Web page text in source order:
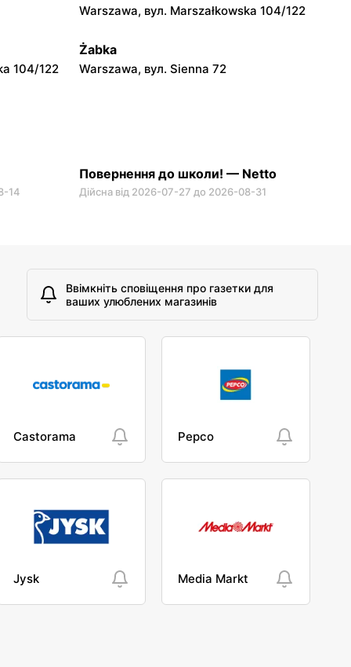
Radzymin al. Jana Pawła II 14
Warszawa, вул. Marszałkowska 104/122
104/122
Żabka
Warszawa, вул. Sienna 72
14
Повернення до школи! — Netto
Дійсна від 2026-07-27 до 2026-08-31
Ввімкніть сповіщення про газетки для
ваших улюблених магазинів
Castorama Pepco
Jysk Media Markt